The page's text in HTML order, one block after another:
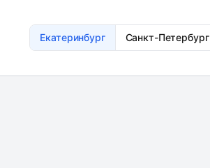
Екатеринбург Санкт-Петербург